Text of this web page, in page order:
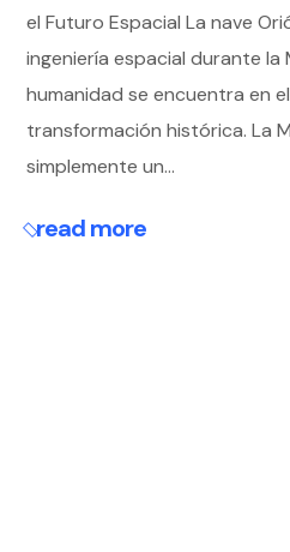
el Futuro Espacial La nave
ingeniería espacial durante la
humanidad se encuentra en
transformación histórica. La
simplemente un...
read more